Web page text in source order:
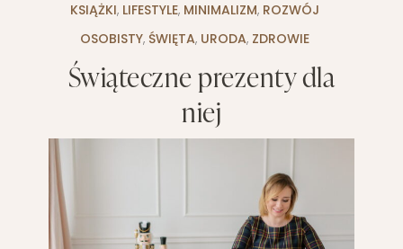
KSIĄŻKI, LIFESTYLE, MINIMALIZM, ROZWÓJ
OSOBISTY, ŚWIĘTA, URODA, ZDROWIE
Świąteczne prezenty dla
niej